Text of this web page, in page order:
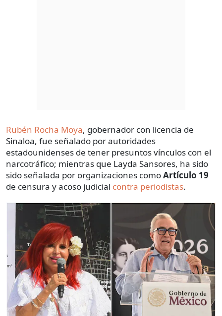
Rubén Rocha Moya, gobernador con licencia de
Sinaloa, fue señalado por autoridades
estadounidenses de tener presuntos vínculos con el
narcotráfico; mientras que Layda Sansores, ha sido
sido señalada por organizaciones comoArtículo 19
de censura y acoso judicial contra periodistas.